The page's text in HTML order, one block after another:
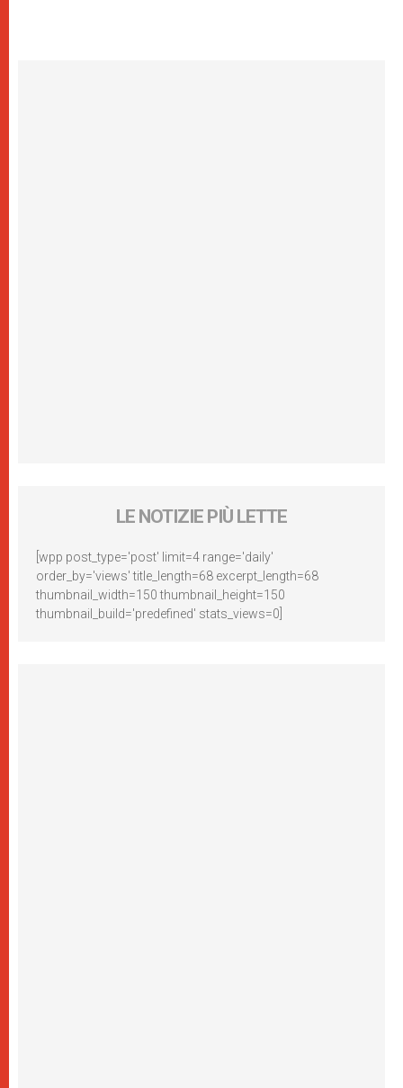
LE NOTIZIE PIÙ LETTE
[wpp post_type='post' limit=4 range='daily'
order_by='views' title_length=68 excerpt_length=68
thumbnail_width=150 thumbnail_height=150
thumbnail_build='predefined' stats_views=0]